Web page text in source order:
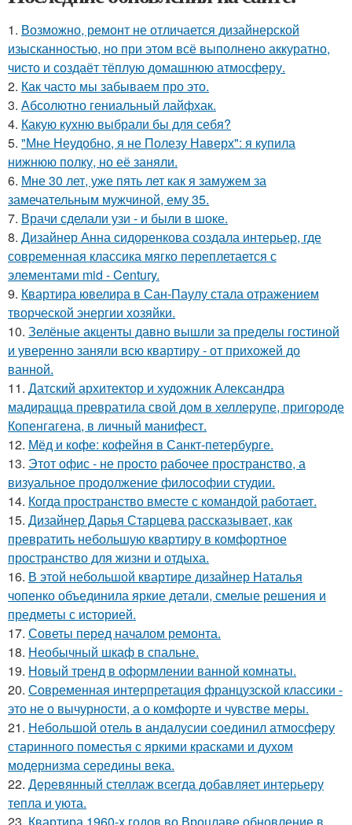
1. Возможно, ремонт не отличается дизайнерской
изысканностью, но при этом всё выполнено аккуратно,
чисто и создаёт тёплую домашнюю атмосферу.
2. Как часто мы забываем про это.
3. Абсолютно гениальный лайфхак.
4. Какую кухню выбрали бы для себя?
5. "Мне Неудобно, я не Полезу Наверх": я купила
нижнюю полку, но её заняли.
6. Мне 30 лет, уже пять лет как я замужем за
замечательным мужчиной, ему 35.
7. Врачи сделали узи - и были в шоке.
8. Дизайнер Анна сидоренкова создала интерьер, где
современная классика мягко переплетается с
элементами mid - Century.
9. Квартира ювелира в Сан-Паулу стала отражением
творческой энергии хозяйки.
10. Зелёные акценты давно вышли за пределы гостиной
и уверенно заняли всю квартиру - от прихожей до
ванной.
11. Датский архитектор и художник Александра
мадирацца превратила свой дом в хеллерупе, пригороде
Копенгагена, в личный манифест.
12. Мёд и кофе: кофейня в Санкт-петербурге.
13. Этот офис - не просто рабочее пространство, а
визуальное продолжение философии студии.
14. Когда пространство вместе с командой работает.
15. Дизайнер Дарья Старцева рассказывает, как
превратить небольшую квартиру в комфортное
пространство для жизни и отдыха.
16. В этой небольшой квартире дизайнер Наталья
чопенко объединила яркие детали, смелые решения и
предметы с историей.
17. Советы перед началом ремонта.
18. Необычный шкаф в спальне.
19. Новый тренд в оформлении ванной комнаты.
20. Современная интерпретация французской классики -
это не о вычурности, а о комфорте и чувстве меры.
21. Небольшой отель в андалусии соединил атмосферу
старинного поместья с яркими красками и духом
модернизма середины века.
22. Деревянный стеллаж всегда добавляет интерьеру
тепла и уюта.